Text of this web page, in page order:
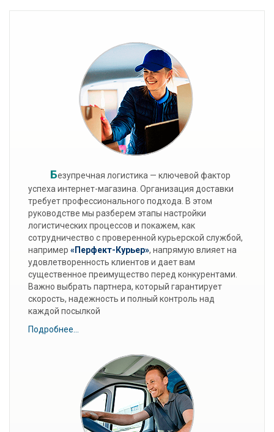
Безупречная логистика — ключевой фактор
успеха интернет-магазина. Организация доставки
требует профессионального подхода. В этом
руководстве мы разберем этапы настройки
логистических процессов и покажем, как
сотрудничество с проверенной курьерской службой,
например «Перфект-Курьер», напрямую влияет на
удовлетворенность клиентов и дает вам
существенное преимущество перед конкурентами.
Важно выбрать партнера, который гарантирует
скорость, надежность и полный контроль над
каждой посылкой
Подробнее...